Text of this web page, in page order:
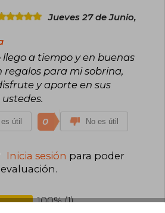
Jueves 27 de Junio,
llego a tiempo y en buenas
regalos para mi sobrina,
y aporte en sus
útil 0 No es útil
Inicia sesión para poder
.
100% (1)